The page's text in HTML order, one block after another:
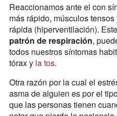
Reaccionamos ante el con
más rápido, músculos
rápida (hiperventilación). Este
patrón de respiración,
todos nuestros síntomas
tórax y la tos.
Otra razón por la cual el
asma de alguien es por el
que las personas tienen